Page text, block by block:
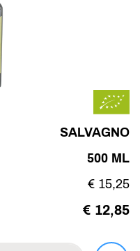
SALVAGNO
500 ML
€ 15,25
€ 12,85